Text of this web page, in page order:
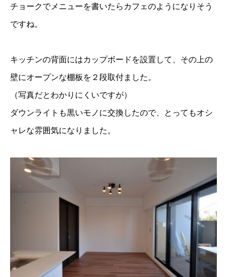
チョークでメニューを書いたらカフェのようになりそう
ですね。
キッチンの背面にはカップボードを設置して、その上の
壁にオープンな棚板を２段取付ました。
（写真だとわかりにくいですが）
ダウンライトも黒いモノに交換したので、とってもオシ
ャレな雰囲気になりました。